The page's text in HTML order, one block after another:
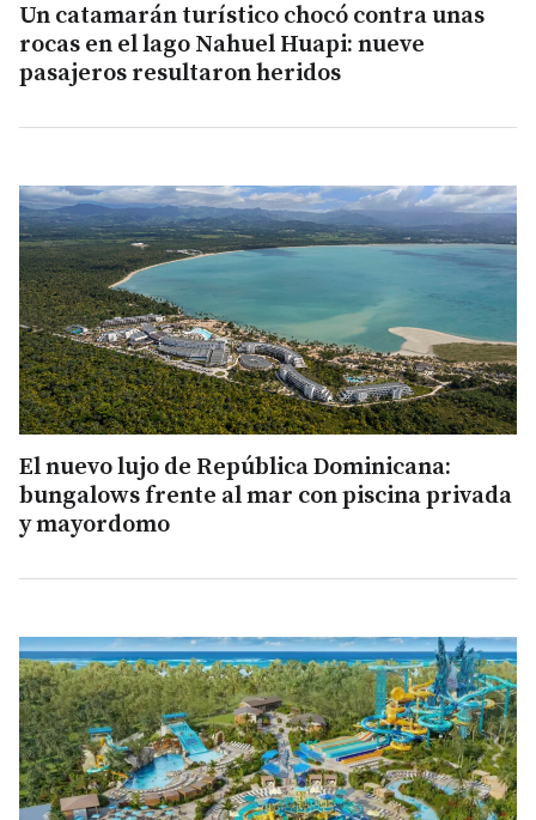
Un catamarán turístico chocó contra unas
rocas en el lago Nahuel Huapi: nueve
pasajeros resultaron heridos
El nuevo lujo de República Dominicana:
bungalows frente al mar con piscina privada
y mayordomo